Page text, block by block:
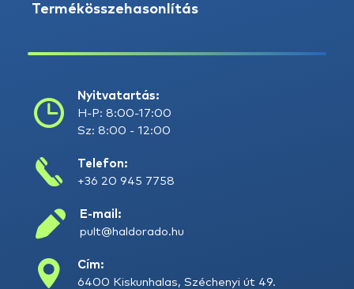
Termékösszehasonlítás
Nyitvatartás:
H-P: 8:00-17:00
Sz: 8:00 - 12:00
Telefon:
+36 20 945 7758
E-mail:
pult@haldorado.hu
Cím:
6400 Kiskunhalas, Széchenyi út 49.